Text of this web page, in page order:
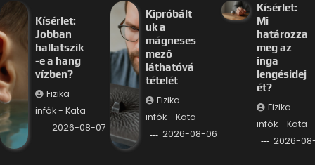
Kísérlet:
Jobban
hallatszik
-e a hang
vízben?
Fizika
infók - Kata
2026-08-07
Kipróbált
uk a
mágneses
mező
láthatóvá
tételét
Fizika
infók - Kata
2026-08-06
Kísérlet:
Mi
határozza
meg az
inga
lengésidej
ét?
Fizika
infók - Kata
2026-